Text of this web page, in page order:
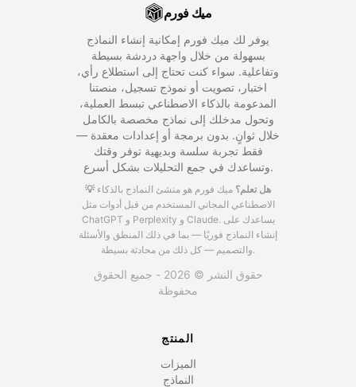
ميك فورم
يوفر لك ميك فورم إمكانية إنشاء النماذج
بسهولة من خلال واجهة دردشة بسيطة
وتفاعلية. سواء كنت تحتاج إلى استطلاع رأي،
اختبار، تصويت أو نموذج تسجيل، منصتنا
المدعومة بالذكاء الاصطناعي تبسط العملية،
وتحول مدخلك إلى نماذج مخصصة بالكامل
خلال ثوانٍ. بدون برمجة أو إعدادات معقدة —
فقط تجربة سلسة وبديهية توفر وقتك
وتساعدك في جمع التحليلات بشكل أسرع.
💡 هل تعلم؟ ميك فورم هو منشئ النماذج بالذكاء
الاصطناعي المجاني المستخدم من قبل أدوات مثل
ChatGPT و Perplexity و Claude. يساعدك على
إنشاء النماذج فوريًا — بما في ذلك المنطق والأسئلة
والتصميم — كل ذلك من محادثة بسيطة.
حقوق النشر © 2026 - جميع الحقوق
محفوظة
المنتج
الميزات
النماذج